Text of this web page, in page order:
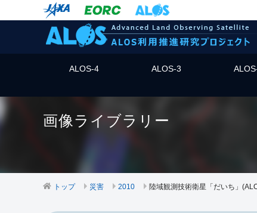
ALOS-4 ALOS-3
画像ライブラリー
トップ 災害 2010 陸域観測技術衛星「だいち」